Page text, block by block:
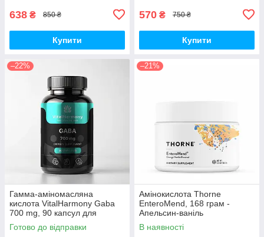
638 ₴ 850 ₴
Купити
570 ₴ 750 ₴
Купити
–22%
Гамма-аміномасляна
кислота VitalHarmony Gaba
700 mg, 90 капсул для
розслабленню та зниження
стресу
Готово до відправки
–21%
Амінокислота Thorne
EnteroMend, 168 грам -
Апельсин-ваніль
В наявності